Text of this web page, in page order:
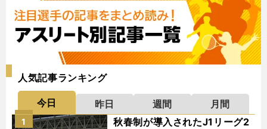
人気記事ランキング
今日 昨日 週間
月間
秋春制が導入されたJ1リーグ2
1